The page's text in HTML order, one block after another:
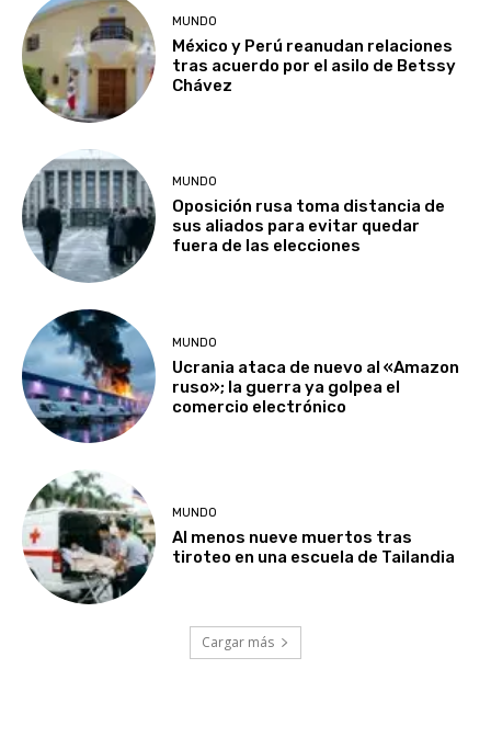
MUNDO
México y Perú reanudan relaciones
tras acuerdo por el asilo de Betssy
Chávez
MUNDO
Oposición rusa toma distancia de
sus aliados para evitar quedar
fuera de las elecciones
MUNDO
Ucrania ataca de nuevo al «Amazon
ruso»; la guerra ya golpea el
comercio electrónico
MUNDO
Al menos nueve muertos tras
tiroteo en una escuela de Tailandia
Cargar más